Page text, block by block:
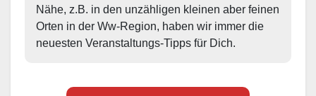
Nähe, z.B. in den unzähligen kleinen aber feinen
Orten in der Ww-Region, haben wir immer die
neuesten Veranstaltungs-Tipps für Dich.